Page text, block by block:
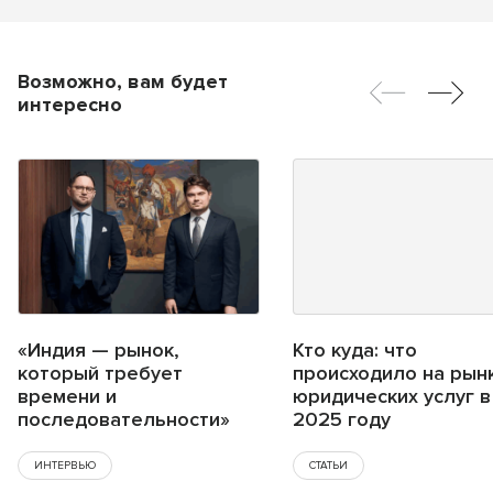
Возможно, вам будет
интересно
«Индия — рынок,
который требует
времени и
последовательности»
ИНТЕРВЬЮ
Кто куда: что
происходило на
юридических услуг в
2025 году
СТАТЬИ